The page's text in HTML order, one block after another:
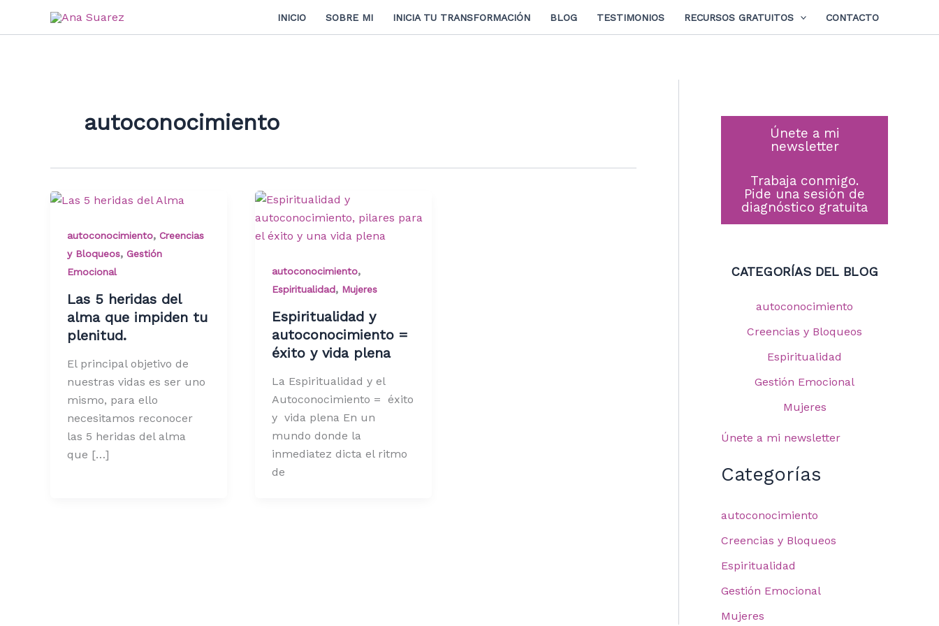
INICIO SOBRE MI INICIA TU TRANSFORMACIÓN BLOG TESTIMONIOS RECURSOS GRATUITOS CONTACTO
autoconocimiento
autoconocimiento, Creencias
y Bloqueos, Gestión
Emocional
Las 5 heridas del
alma que impiden tu
plenitud.
El principal objetivo de
nuestras vidas es ser uno
mismo, para ello
necesitamos reconocer
las 5 heridas del alma
que […]
autoconocimiento,
Espiritualidad, Mujeres
Espiritualidad y
autoconocimiento =
éxito y vida plena
La Espiritualidad y el
Autoconocimiento = éxito
y vida plena En un
mundo donde la
inmediatez dicta el ritmo
de
Únete a mi
newsletter
Trabaja conmigo.
Pide una sesión de
diagnóstico gratuita
CATEGORÍAS DEL BLOG
autoconocimiento
Creencias y Bloqueos
Espiritualidad
Gestión Emocional
Mujeres
Únete a mi newsletter
Categorías
autoconocimiento
Creencias y Bloqueos
Espiritualidad
Gestión Emocional
Mujeres